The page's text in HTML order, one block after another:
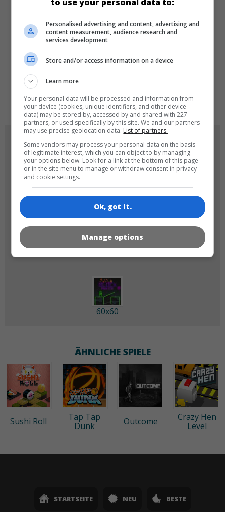
KATEGORIEN
Skill Arcade
SPRACHEN
de tr en
60x60
ÄHNLICHE SPIELE
Sushi Roll
Tap Tap
Dunk
Outcome
Crazy Hen
Level
STARTSEITE NEU BESTE
Personalised advertising and content, advertising and
content measurement, audience research and
services development
Store and/or access information on a device
Learn more
Your personal data will be processed and information from
your device (cookies, unique identifiers, and other device
data) may be stored by, accessed by and shared with 227
partners, or used specifically by this site. We and our partners
may use precise geolocation data. List of partners.
Some vendors may process your personal data on the basis
of legitimate interest, which you can object to by managing
your options below. Look for a link at the bottom of this page
or in the site menu to manage or withdraw consent in privacy
and cookie settings.
Ok, got it.
Manage options